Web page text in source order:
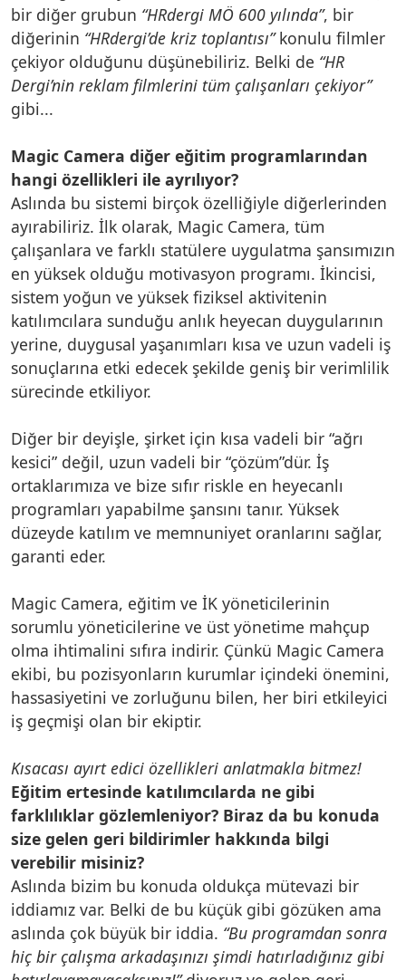
bir diğer grubun “HRdergi MÖ 600 yılında”, bir
diğerinin “HRdergi’de kriz toplantısı”konulu filmler
çekiyor olduğunu düşünebiliriz. Belki de “HR
Dergi’nin reklam filmlerini tüm çalışanları çekiyor”
gibi...
Magic Camera diğer eğitim programlarından
hangi özellikleri ile ayrılıyor?
Aslında bu sistemi birçok özelliğiyle diğerlerinden
ayırabiliriz. İlk olarak, Magic Camera, tüm
çalışanlara ve farklı statülere uygulatma şansımızın
en yüksek olduğu motivasyon programı. İkincisi,
sistem yoğun ve yüksek fiziksel aktivitenin
katılımcılara sunduğu anlık heyecan duygularının
yerine, duygusal yaşanımları kısa ve uzun vadeli iş
sonuçlarına etki edecek şekilde geniş bir verimlilik
sürecinde etkiliyor.
Diğer bir deyişle, şirket için kısa vadeli bir “ağrı
kesici” değil, uzun vadeli bir “çözüm”dür. İş
ortaklarımıza ve bize sıfır riskle en heyecanlı
programları yapabilme şansını tanır. Yüksek
düzeyde katılım ve memnuniyet oranlarını sağlar,
garanti eder.
Magic Camera, eğitim ve İK yöneticilerinin
sorumlu yöneticilerine ve üst yönetime mahçup
olma ihtimalini sıfıra indirir. Çünkü Magic Camera
ekibi, bu pozisyonların kurumlar içindeki önemini,
hassasiyetini ve zorluğunu bilen, her biri etkileyici
iş geçmişi olan bir ekiptir.
Kısacası ayırt edici özellikleri anlatmakla bitmez!
Eğitim ertesinde katılımcılarda ne gibi
farklılıklar gözlemleniyor? Biraz da bu konuda
size gelen geri bildirimler hakkında bilgi
verebilir misiniz?
Aslında bizim bu konuda oldukça mütevazi bir
iddiamız var. Belki de bu küçük gibi gözüken ama
aslında çok büyük bir iddia. “Bu programdan sonra
hiç bir çalışma arkadaşınızı şimdi hatırladığınız gibi